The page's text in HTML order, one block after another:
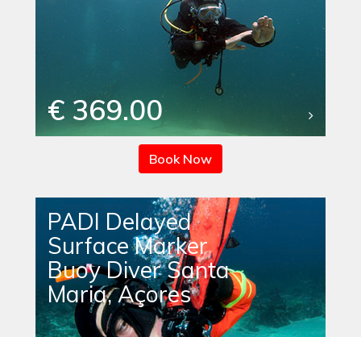
€ 369.00
Book Now
PADI Delayed
Surface Marker
Buoy Diver Santa
Maria, Açores